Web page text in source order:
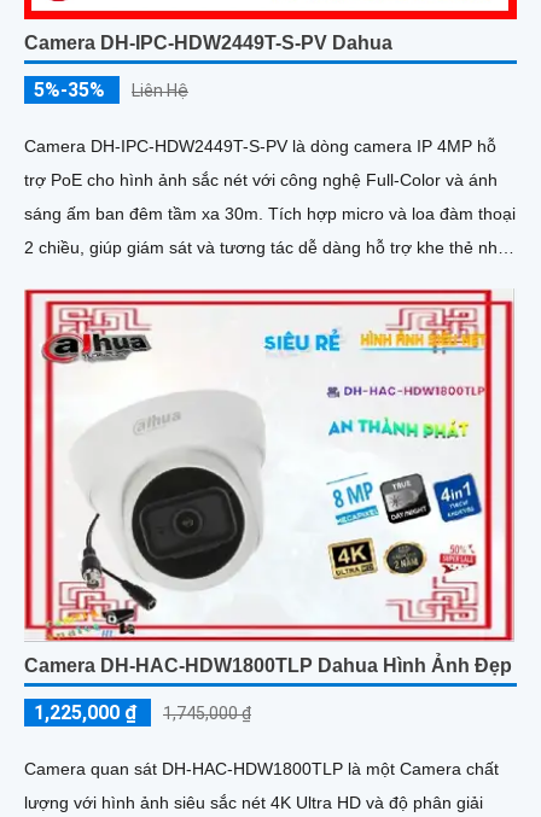
Camera DH-IPC-HDW2449T-S-PV Dahua
5%-35% Liên Hệ
Camera DH-IPC-HDW2449T-S-PV là dòng camera IP 4MP hỗ
trợ PoE cho hình ảnh sắc nét với công nghệ Full-Color và ánh
sáng ấm ban đêm tầm xa 30m. Tích hợp micro và loa đàm thoại
2 chiều, giúp giám sát và tương tác dễ dàng hỗ trợ khe thẻ nhớ
Camera DH-HAC-HDW1800TLP Dahua Hình Ảnh Đẹp
1,225,000 ₫ 1,745,000 ₫
Camera quan sát DH-HAC-HDW1800TLP là một Camera chất
lượng với hình ảnh siêu sắc nét 4K Ultra HD và độ phân giải